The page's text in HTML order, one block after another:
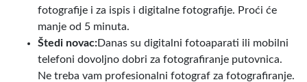
fotografije i za ispis i digitalne fotografije. Proći će
manje od 5 minuta.
Štedi novac:Danas su digitalni fotoaparati ili mobilni
telefoni dovoljno dobri za fotografiranje putovnica.
Ne treba vam profesionalni fotograf za fotografiranje.